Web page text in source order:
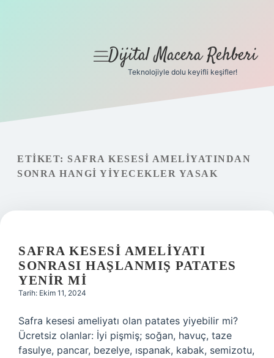
Gizlilik Politikası
Hakkımızda
menüyü
Dijital Macera Rehberi
Teknolojiyle dolu keyifli keşifler!
ETIKET: SAFRA KESESI AMELIYATINDAN
SONRA HANGI YIYECEKLER YASAK
SAFRA KESESI AMELIYATI
SONRASI HAŞLANMIŞ PATATES
YENIR MI
Tarih: Ekim 11, 2024
Safra kesesi ameliyatı olan patates yiyebilir mi?
Ücretsiz olanlar: İyi pişmiş; soğan, havuç, taze
fasulye, pancar, bezelye, ıspanak, kabak, semizotu,